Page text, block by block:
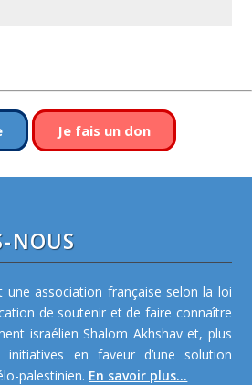
Je fais un don
NOUS
une association française selon la loi
de soutenir et de faire connaître
israélien Shalom Akhshav et, plus
en faveur d’une solution
palestinien. En savoir plus...